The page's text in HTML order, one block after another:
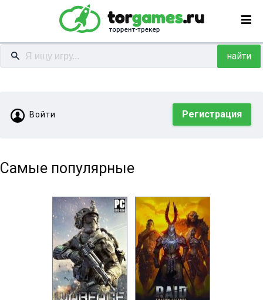
найти
Войти Регистрация
Самые популярные